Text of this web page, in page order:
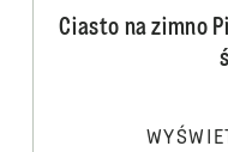
Ciasto na zimno